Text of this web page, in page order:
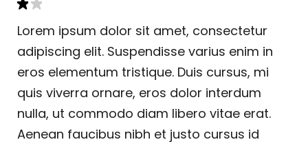
Lorem ipsum dolor sit amet, consectetur
adipiscing elit. Suspendisse varius enim in
eros elementum tristique. Duis cursus, mi
quis viverra ornare, eros dolor interdum
nulla, ut commodo diam libero vitae erat.
Aenean faucibus nibh et justo cursus id